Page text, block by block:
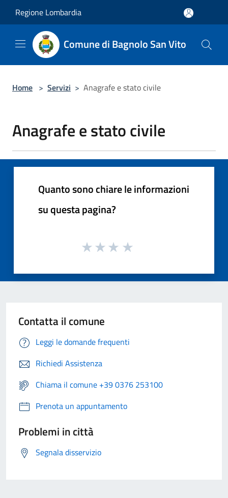
Regione Lombardia
Comune di Bagnolo San Vito
Home > Servizi > Anagrafe e stato civile
Anagrafe e stato civile
Quanto sono chiare le informazioni
su questa pagina?
Contatta il comune
Leggi le domande frequenti
Richiedi Assistenza
Chiama il comune +39 0376 253100
Prenota un appuntamento
Problemi in città
Segnala disservizio